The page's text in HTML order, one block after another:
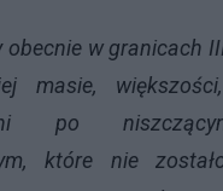
obecnie w granicach
masie,
po
które nie